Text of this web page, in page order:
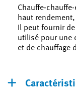
Chauffe-
haut
Il peut fournir
utilisé pour une
et de chauffage